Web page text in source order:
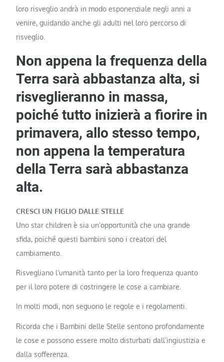
loro risveglio andrà in modo esponenziale negli anni a
venire, guidando anche gli adulti nel loro percorso di
risveglio.
Non appena la frequenza della
Terra sarà abbastanza alta, si
risveglieranno in massa,
poiché tutto inizierà a fiorire in
primavera, allo stesso tempo,
non appena la temperatura
della Terra sarà abbastanza
alta.
CRESCI UN FIGLIO DALLE STELLE
Uno star children è sia un’opportunità che una grande
sfida, poiché questi bambini sono i creatori del
cambiamento.
Risvegliano l’umanità tanto per la loro frequenza quanto
per il loro potere di costringere le cose a cambiare.
In molti modi, non seguono le regole e i regolamenti.
Ricorda che i Bambini delle Stelle sentono profondamente
le cose e possono essere molto disturbati dall’ingiustizia e
dalla sofferenza.